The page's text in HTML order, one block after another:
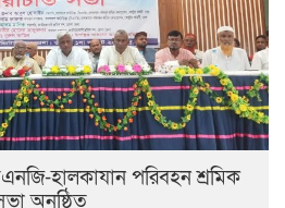
হালকাযান পরিবহন শ্রমিক
অনুষ্ঠিত